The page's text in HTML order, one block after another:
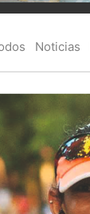
Noticias